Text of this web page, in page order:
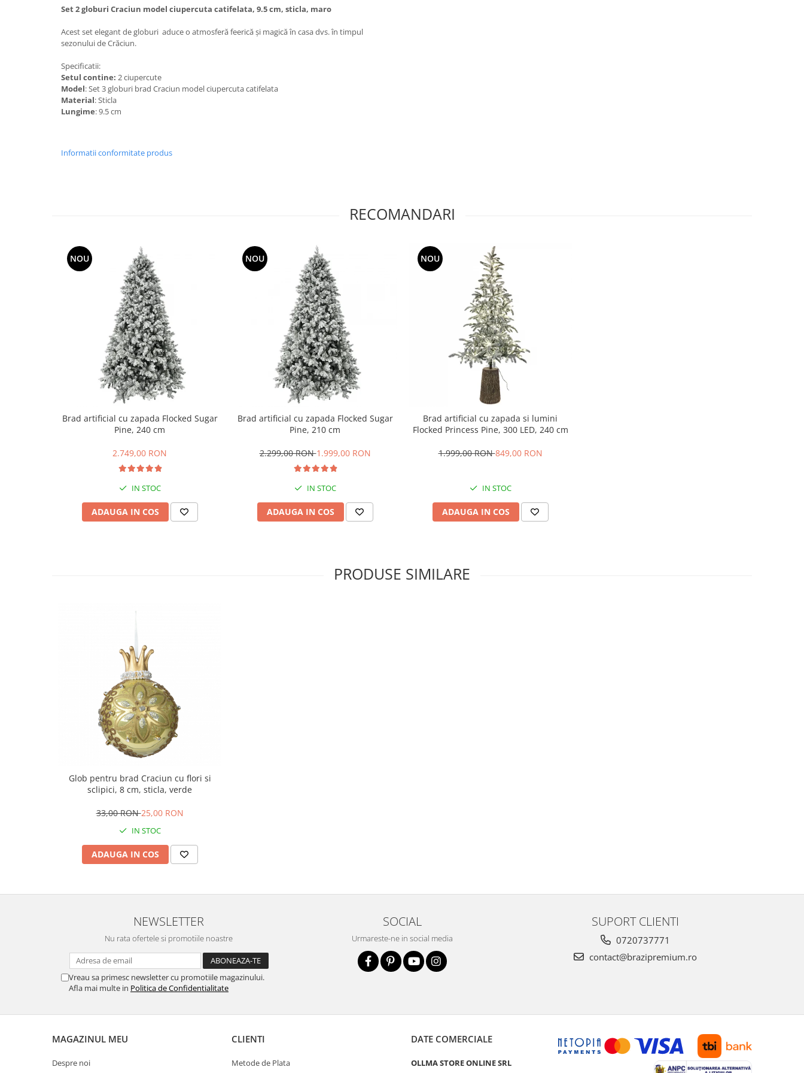
Set 2 globuri Craciun model ciupercuta catifelata, 9.5 cm, sticla, maro
Acest set elegant de globuri aduce o atmosferă feerică și magică în casa dvs. în timpul
sezonului de Crăciun.
Specificatii:
Setul contine: 2 ciupercute
Model: Set 3 globuri brad Craciun model ciupercuta catifelata
Material: Sticla
Lungime: 9.5 cm
Informatii conformitate produs
RECOMANDARI
NOU
Brad artificial cu zapada Flocked Sugar
Pine, 240 cm
2.749,00 RON
IN STOC
ADAUGA IN COS
NOU
Brad artificial cu zapada Flocked Sugar
Pine, 210 cm
2.299,00 RON1.999,00 RON
IN STOC
ADAUGA IN COS
NOU
Brad artificial cu zapada si lumini
Flocked Princess Pine, 300 LED, 240 cm
1.999,00 RON849,00 RON
IN STOC
ADAUGA IN COS
PRODUSE SIMILARE
Glob pentru brad Craciun cu flori si
sclipici, 8 cm, sticla, verde
33,00 RON25,00 RON
IN STOC
ADAUGA IN COS
NEWSLETTER
Nu rata ofertele si promotiile noastre
Vreau sa primesc newsletter cu promotiile magazinului.
Afla mai multe in Politica de Confidentialitate
SOCIAL
Urmareste-ne in social media
SUPORT CLIENTI
0720737771
contact@brazipremium.ro
MAGAZINUL MEU
Despre noi
CLIENTI
Metode de Plata
DATE COMERCIALE
OLLMA STORE ONLINE SRL